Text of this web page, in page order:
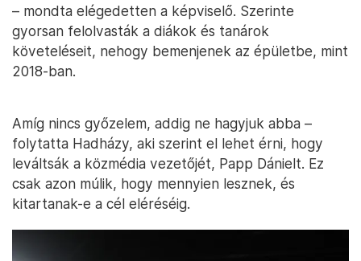
– mondta elégedetten a képviselő. Szerinte
gyorsan felolvasták a diákok és tanárok
követeléseit, nehogy bemenjenek az épületbe, mint
2018-ban.
Amíg nincs győzelem, addig ne hagyjuk abba –
folytatta Hadházy, aki szerint el lehet érni, hogy
leváltsák a közmédia vezetőjét, Papp Dánielt. Ez
csak azon múlik, hogy mennyien lesznek, és
kitartanak-e a cél eléréséig.